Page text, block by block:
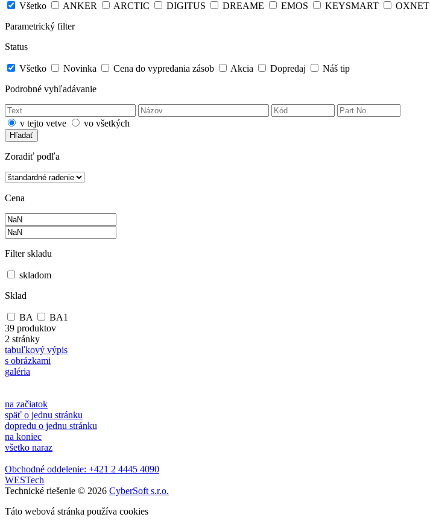
Všetko ANKER ARCTIC DIGITUS DREAME EMOS KEYSMART OXNET
Parametrický filter
Status
Všetko Novinka Cena do vypredania zásob Akcia Dopredaj
Náš tip
Podrobné vyhľadávanie
v tejto vetve vo všetkých
Hľadať
Zoradiť podľa
Cena
Filter skladu
skladom
Sklad
BA
BA1
39 produktov
2 stránky
tabuľkový výpis
s obrázkami
galéria
na začiatok
späť o jednu stránku
dopredu o jednu stránku
na koniec
všetko naraz
Obchodné oddelenie: +421 2 4445 4090
WESTech
Technické riešenie © 2026 CyberSoft s.r.o.
Táto webová stránka používa cookies